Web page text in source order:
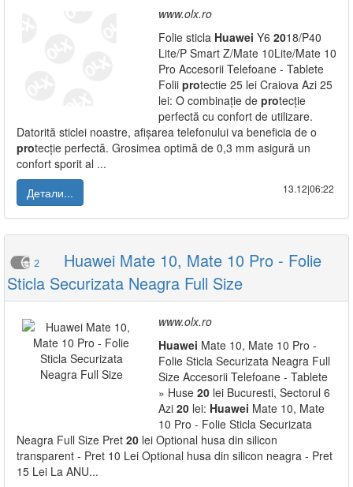
www.olx.ro
Folie sticla Huawei Y6 2018/P40
Lite/P Smart Z/Mate 10Lite/Mate 10
Pro Accesorii Telefoane - Tablete
Folii protectie 25 lei Craiova Azi 25
lei: O combinație de protecție
perfectă cu confort de utilizare.
Datorită sticlei noastre, afișarea telefonului va beneficia de o
protecție perfectă. Grosimea optimă de 0,3 mm asigură un
confort sporit al ...
Детали...
13.12|06:22
2
Huawei Mate 10, Mate 10 Pro - Folie
Sticla Securizata Neagra Full Size
www.olx.ro
Huawei Mate 10, Mate 10 Pro -
Folie Sticla Securizata Neagra Full
Size Accesorii Telefoane - Tablete
» Huse 20 lei Bucuresti, Sectorul 6
Azi 20 lei: Huawei Mate 10, Mate
10 Pro - Folie Sticla Securizata
Neagra Full Size Pret 20 lei Optional husa din silicon
transparent - Pret 10 Lei Optional husa din silicon neagra - Pret
15 Lei La ANU...